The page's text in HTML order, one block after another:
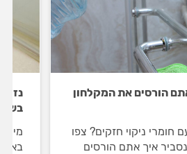
הורסים את המקלחון
חומרי ניקוי חזקים? צפו
איך אתם הורסים
מים